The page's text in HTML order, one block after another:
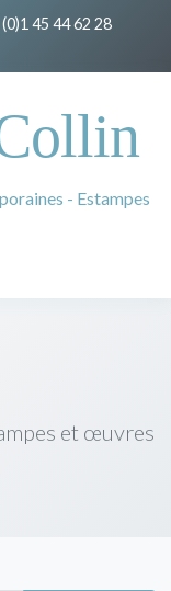
45 44 62 28
- Estampes
et œuvres